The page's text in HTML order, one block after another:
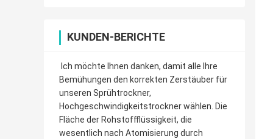
KUNDEN-BERICHTE
Ich möchte Ihnen danken, damit alle Ihre
Bemühungen den korrekten Zerstäuber für
unseren Sprühtrockner,
Hochgeschwindigkeitstrockner wählen. Die
Fläche der Rohstoffflüssigkeit, die
wesentlich nach Atomisierung durch